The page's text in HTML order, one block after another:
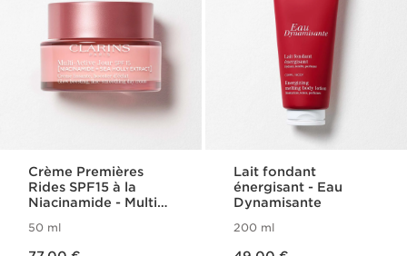
Crème Premières
Rides SPF15 à la
Niacinamide - Multi-
50 ml
Lait fondant
énergisant - Eau
Dynamisante
200 ml